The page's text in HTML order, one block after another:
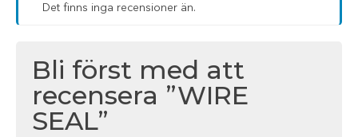
Det finns inga recensioner än.
Bli först med att
recensera ”WIRE
SEAL”